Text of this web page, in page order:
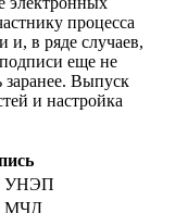
процесса
и, в ряде случаев,
еще не
Выпуск
и настройка
УНЭП
МЧД